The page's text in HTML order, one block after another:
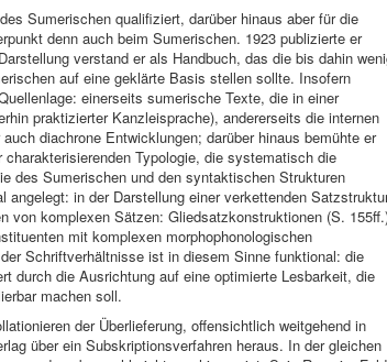
Sumerischen qualifiziert, darüber hinaus aber für die
denn auch beim Sumerischen. 1923 publizierte er
verstand er als Handbuch, das die bis dahin
auf eine geklärte Basis stellen sollte. Insofern
einerseits sumerische Texte, die in einer
praktizierter Kanzleisprache), andererseits die internen
diachrone Entwicklungen; darüber hinaus bemühte er
Typologie, die systematisch die
des Sumerischen und den syntaktischen Strukturen
in der Darstellung einer verkettenden
von komplexen Sätzen: Gliedsatzkonstruktionen (S.
mit komplexen morphophonologischen
Schriftverhältnisse ist in diesem Sinne funktional: die
durch die Ausrichtung auf eine optimierte Lesbarkeit, die
machen soll.
der Überlieferung, offensichtlich weitgehend in
über ein Subskriptionsverfahren heraus. In der gleichen